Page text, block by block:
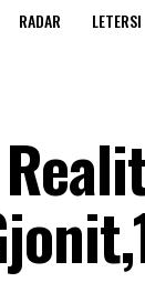
RADAR LETERSI